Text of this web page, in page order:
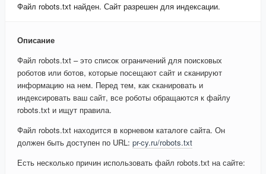
Файл robots.txt найден. Сайт разрешен для индексации.
Описание
Файл robots.txt – это список ограничений для поисковых
роботов или ботов, которые посещают сайт и сканируют
информацию на нем. Перед тем, как сканировать и
индексировать ваш сайт, все роботы обращаются к файлу
robots.txt и ищут правила.
Файл robots.txt находится в корневом каталоге сайта. Он
должен быть доступен по URL: pr-cy.ru/robots.txt
Есть несколько причин использовать файл robots.txt на сайте: